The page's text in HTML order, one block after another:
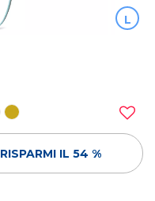
L
RISPARMI IL 54 %